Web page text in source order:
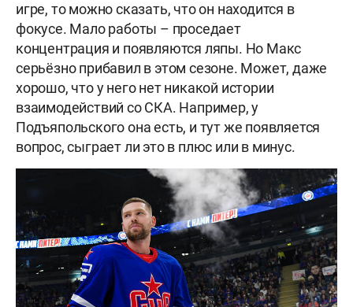
игре, то можно сказать, что он находится в
фокусе. Мало работы – проседает
концентрация и появляются ляпы. Но Макс
серьёзно прибавил в этом сезоне. Может, даже
хорошо, что у него нет никакой истории
взаимодействий со СКА. Например, у
Подъяпольского она есть, и тут же появляется
вопрос, сыграет ли это в плюс или в минус.